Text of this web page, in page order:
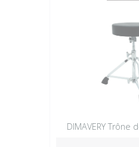
DIMAVERY